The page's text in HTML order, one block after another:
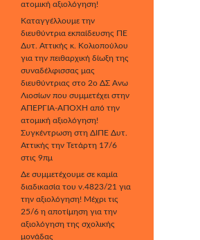
ατομική αξιολόγηση!
Καταγγέλλουμε την
διευθύντρια εκπαίδευσης ΠΕ
Δυτ. Αττικής κ. Κολιοπούλου
για την πειθαρχική δίωξη της
συναδέλφισσας μας
διευθύντριας στο 2ο ΔΣ Άνω
Λιοσίων που συμμετέχει στην
ΑΠΕΡΓΙΑ-ΑΠΟΧΗ από την
ατομική αξιολόγηση!
Συγκέντρωση στη ΔΙΠΕ Δυτ.
Αττικής την Τετάρτη 17/6
στις 9πμ
Δε συμμετέχουμε σε καμία
διαδικασία του ν.4823/21 για
την αξιολόγηση! Μέχρι τις
25/6 η αποτίμηση για την
αξιολόγηση της σχολικής
μονάδας